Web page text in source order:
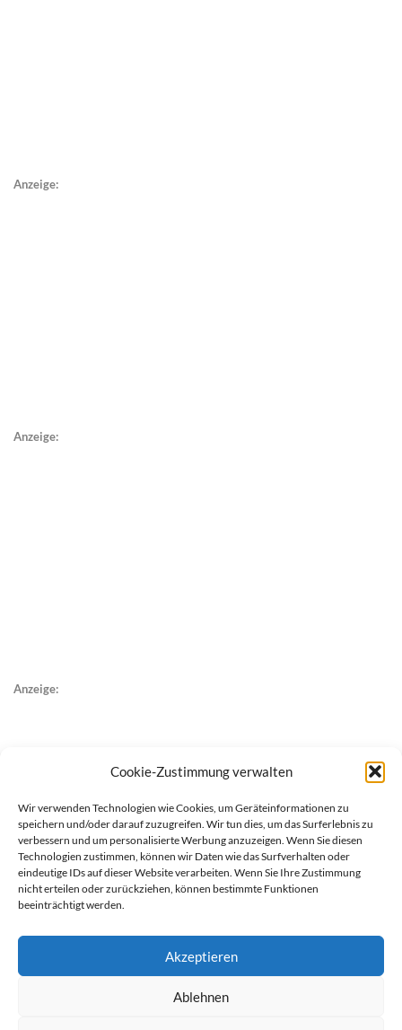
Cookie-Zustimmung verwalten
Wir verwenden Technologien wie Cookies, um Geräteinformationen zu
speichern und/oder darauf zuzugreifen. Wir tun dies, um das Surferlebnis zu
verbessern und um personalisierte Werbung anzuzeigen. Wenn Sie diesen
Technologien zustimmen, können wir Daten wie das Surfverhalten oder
eindeutige IDs auf dieser Website verarbeiten. Wenn Sie Ihre Zustimmung
nicht erteilen oder zurückziehen, können bestimmte Funktionen
beeinträchtigt werden.
Akzeptieren
Ablehnen
Anzeige:
Anzeige:
Anzeige: